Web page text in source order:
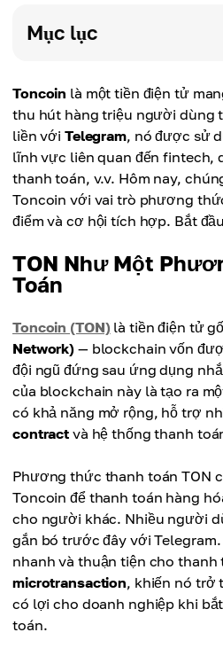
Mục lục
Toncoin là một tiền điện tử
thu hút hàng triệu người dùng
liền với Telegram, nó được sử
lĩnh vực liên quan đến fintech,
thanh toán, v.v. Hôm nay,
Toncoin với vai trò phương
điểm và cơ hội tích hợp. Bắt
TON Như Một
Toán
Toncoin (TON) là tiền điện tử
Network) — blockchain vốn
đội ngũ đứng sau ứng dụng
của blockchain này là tạo ra
có khả năng mở rộng, hỗ trợ
contract và hệ thống thanh
Phương thức thanh toán TON
Toncoin để thanh toán hàng
cho người khác. Nhiều người
gắn bó trước đây với
nhanh và thuận tiện cho thanh
microtransaction, khiến nó trở
có lợi cho doanh nghiệp khi
toán.